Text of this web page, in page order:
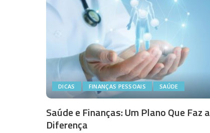
DICAS FINANÇAS PESSOAIS SAÚDE
Saúde e Finanças: Um Plano Que Faz a
Diferença